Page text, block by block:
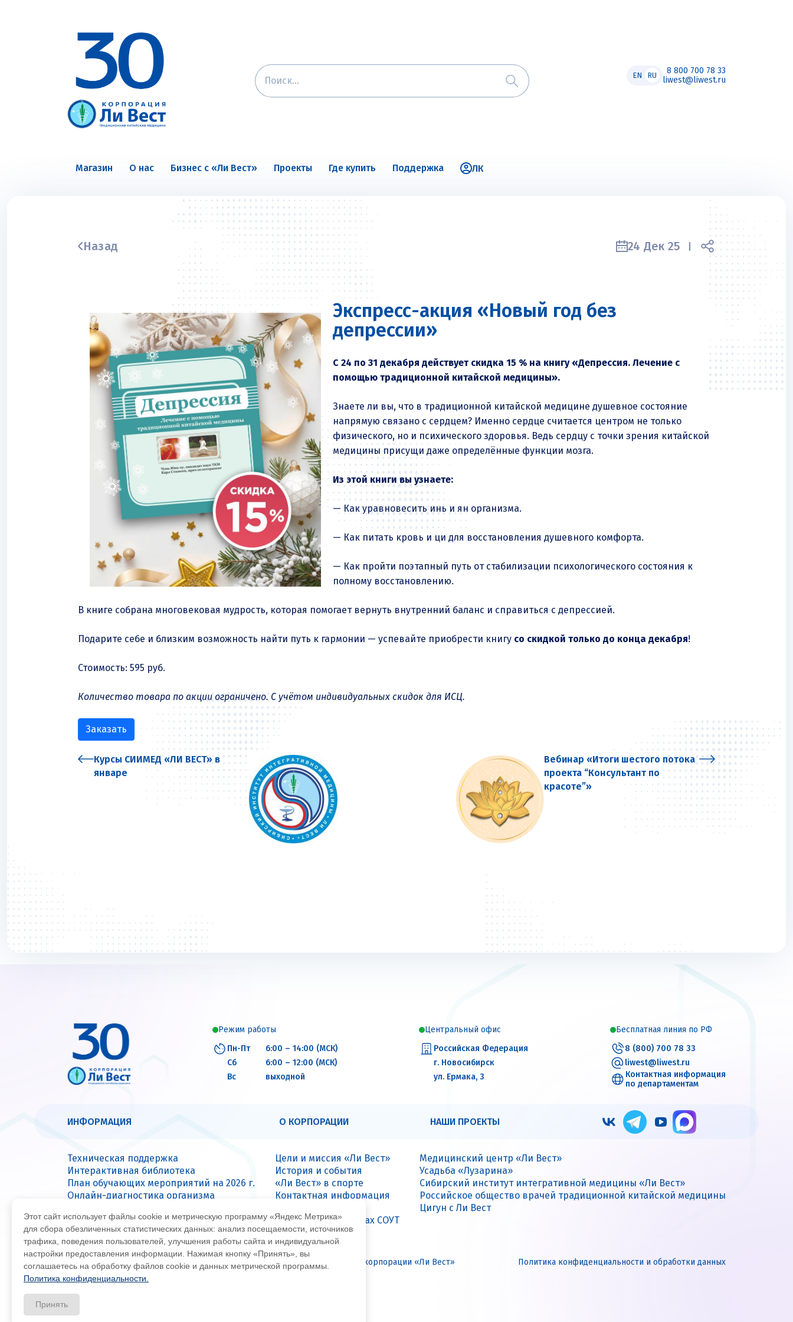
EN RU
8 800 700 78 33
liwest@liwest.ru
Магазин О нас Бизнес с «Ли Вест» Проекты Где купить Поддержка ЛК
Назад 24 Дек 25
Экспресс-акция «Новый год без
депрессии»
С 24 по 31 декабря действует скидка 15 % на книгу «Депрессия. Лечение с
помощью традиционной китайской медицины».
Знаете ли вы, что в традиционной китайской медицине душевное состояние
напрямую связано с сердцем? Именно сердце считается центром не только
физического, но и психического здоровья. Ведь сердцу с точки зрения китайской
медицины присущи даже определённые функции мозга.
Из этой книги вы узнаете:
— Как уравновесить инь и ян организма.
— Как питать кровь и ци для восстановления душевного комфорта.
— Как пройти поэтапный путь от стабилизации психологического состояния к
полному восстановлению.
В книге собрана многовековая мудрость, которая помогает вернуть внутренний баланс и справиться с депрессией.
Подарите себе и близким возможность найти путь к гармонии — успевайте приобрести книгу со скидкой только до конца декабря!
Стоимость: 595 руб.
Количество товара по акции ограничено. С учётом индивидуальных скидок для ИСЦ.
Заказать
Курсы СИИМЕД «ЛИ ВЕСТ» в
январе
Вебинар «Итоги шестого потока
проекта “Консультант по
красоте”»
Режим работы
Пн-Пт
6:00 – 14:00 (МСК)
Сб
6:00 – 12:00 (МСК)
Вс
выходной
Центральный офис
Российская Федерация
г. Новосибирск
ул. Ермака, 3
Бесплатная линия по РФ
8 (800) 700 78 33
liwest@liwest.ru
Контактная информация
по департаментам
ИНФОРМАЦИЯ О КОРПОРАЦИИ НАШИ ПРОЕКТЫ
Техническая поддержка
Интерактивная библиотека
План обучающих мероприятий на 2026 г.
Онлайн-диагностика организма
Сервисные центры
Цели и миссия «Ли Вест»
История и события
«Ли Вест» в спорте
Контактная информация
Данные о результатах СОУТ
Медицинский центр «Ли Вест»
Усадьба «Лузарина»
Сибирский институт интегративной медицины «Ли Вест»
Российское общество врачей традиционной китайской медицины
Цигун с Ли Вест
© Все права защищены 2026 Официальный интернет-сайт корпорации «Ли Вест» Политика конфиденциальности и обработки данных
Этот сайт использует файлы cookie и метрическую программу «Яндекс Метрика»
для сбора обезличенных статистических данных: анализ посещаемости, источников
трафика, поведения пользователей, улучшения работы сайта и индивидуальной
настройки предоставления информации. Нажимая кнопку «Принять», вы
соглашаетесь на обработку файлов cookie и данных метрической программы.
Политика конфиденциальности.
Принять